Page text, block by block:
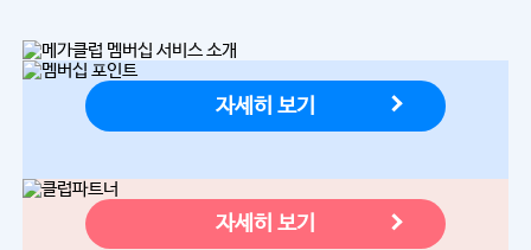
자세히 보기
자세히 보기